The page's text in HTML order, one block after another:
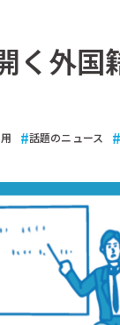
く外
話題のニュース